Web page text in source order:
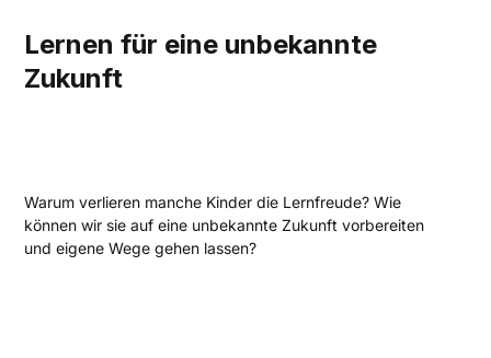
Lernen für eine unbekannte
Zukunft
Warum verlieren manche Kinder die Lernfreude? Wie
können wir sie auf eine unbekannte Zukunft vorbereiten
und eigene Wege gehen lassen?